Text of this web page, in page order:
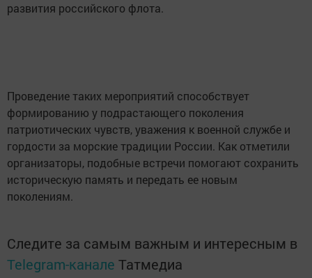
развития российского флота.
Проведение таких мероприятий способствует
формированию у подрастающего поколения
патриотических чувств, уважения к военной службе и
гордости за морские традиции России. Как отметили
организаторы, подобные встречи помогают сохранить
историческую память и передать ее новым
поколениям.
Следите за самым важным и интересным в
Telegram-канале Татмедиа